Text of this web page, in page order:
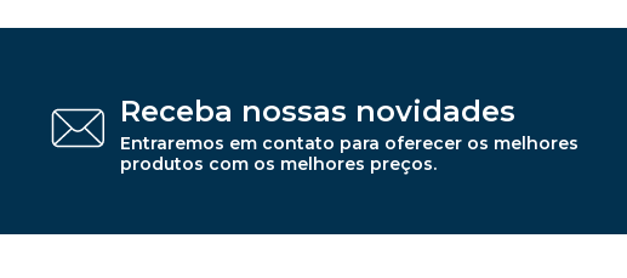
Receba nossas novidades
Entraremos em contato para oferecer os melhores
produtos com os melhores preços.